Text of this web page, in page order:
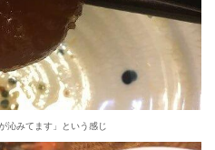
沁みてます」という感じ